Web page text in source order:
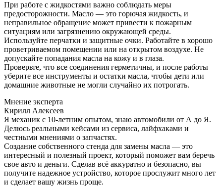
При работе с жидкостями важно соблюдать меры
предосторожности. Масло — это горючая жидкость, и
неправильное обращение может привести к пожарным
ситуациям или загрязнению окружающей среды.
Используйте перчатки и защитные очки. Работайте в хорошо
проветриваемом помещении или на открытом воздухе. Не
допускайте попадания масла на кожу и в глаза.
Проверьте, что все соединения герметичны, и после работы
уберите все инструменты и остатки масла, чтобы дети или
домашние животные не могли случайно их потрогать.
Мнение эксперта
Кирилл Алексеев
Я механик с 10-летним опытом, знаю автомобили от А до Я.
Делюсь реальными кейсами из сервиса, лайфхаками и
честными мнениями о запчастях.
Создание собственного стенда для замены масла — это
интересный и полезный проект, который поможет вам беречь
свое авто и деньги. Сделав всё аккуратно и безопасно, вы
получите надежное устройство, которое прослужит много лет
и сделает вашу жизнь проще.